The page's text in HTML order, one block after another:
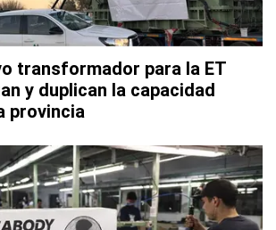
transformador para la ET
y duplican la capacidad
provincia